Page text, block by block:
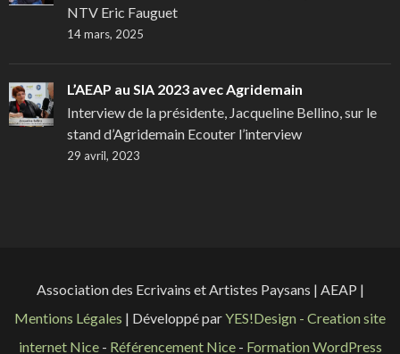
NTV Eric Fauguet
14 mars, 2025
L’AEAP au SIA 2023 avec Agridemain
Interview de la présidente, Jacqueline Bellino, sur le
stand d’Agridemain Ecouter l’interview
29 avril, 2023
Association des Ecrivains et Artistes Paysans | AEAP |
Mentions Légales | Développé parYES!Design - Creation site
internet Nice- Référencement Nice- Formation WordPress